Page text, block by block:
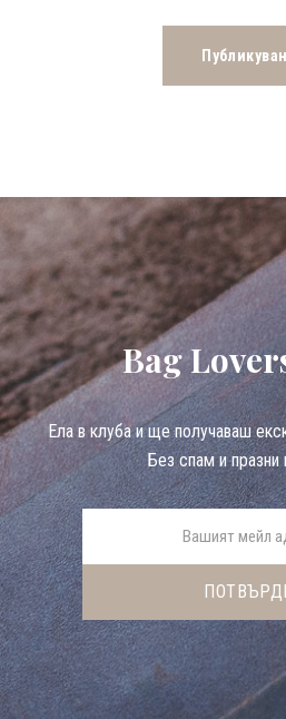
Bag
Eла в клуба и ще получаваш
Без спам и празни